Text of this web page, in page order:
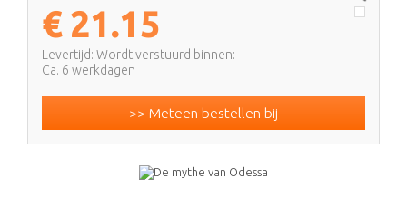
€ 21.15
Levertijd: Wordt verstuurd binnen:
Ca. 6 werkdagen
>> Meteen bestellen bij